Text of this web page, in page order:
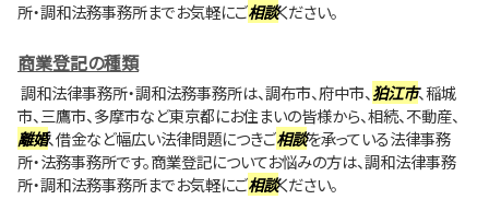
所・調和法務事務所までお気軽にご相談ください。
商業登記の種類
調和法律事務所・調和法務事務所は、調布市、府中市、狛江市、稲城
市、三鷹市、多摩市など東京都にお住まいの皆様から、相続、不動産、
離婚、借金など幅広い法律問題につきご相談を承っている法律事務
所・法務事務所です。商業登記についてお悩みの方は、調和法律事務
所・調和法務事務所までお気軽にご相談ください。